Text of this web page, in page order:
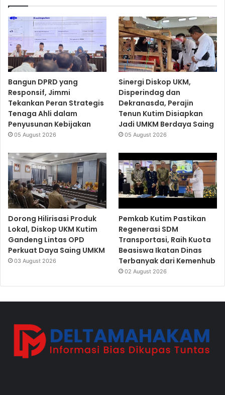
Bangun DPRD yang
Responsif, Jimmi
Tekankan Peran Strategis
Tenaga Ahli dalam
Penyusunan Kebijakan
05 August 2026
Sinergi Diskop UKM,
Disperindag dan
Dekranasda, Perajin
Tenun Kutim Disiapkan
Jadi UMKM Berdaya Saing
05 August 2026
Dorong Hilirisasi Produk
Lokal, Diskop UKM Kutim
Gandeng Lintas OPD
Perkuat Daya Saing UMKM
03 August 2026
Pemkab Kutim Pastikan
Regenerasi SDM
Transportasi, Raih Kuota
Beasiswa Ikatan Dinas
Terbanyak dari Kemenhub
02 August 2026